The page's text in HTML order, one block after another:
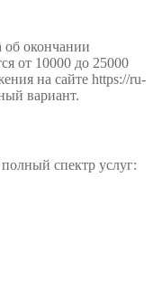
об окончании
от 10000 до 25000
на сайте https://ru-
вариант.
спектр услуг: